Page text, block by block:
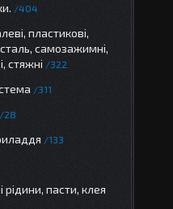
404
пластикові,
самозажимні,
стяжні
322
311
28
133
рідини, пасти, клея